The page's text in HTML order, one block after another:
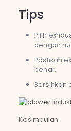
Tips
Pilih
dengan
Pastikan
benar.
Bersihkan
Kesimpulan